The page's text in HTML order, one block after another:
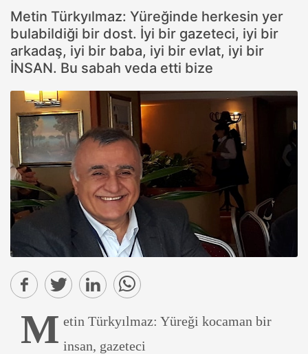
Metin Türkyılmaz: Yüreğinde herkesin yer
bulabildiği bir dost. İyi bir gazeteci, iyi bir
arkadaş, iyi bir baba, iyi bir evlat, iyi bir
İNSAN. Bu sabah veda etti bize
M etin Türkyılmaz: Yüreği kocaman bir
insan, gazeteci